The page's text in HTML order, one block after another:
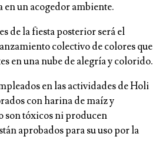
en un acogedor ambiente.
de la fiesta posterior será el
colectivo de colores que
en una nube de alegría y colorido.
en las actividades de Holi
con harina de maíz y
son tóxicos ni producen
aprobados para su uso por la